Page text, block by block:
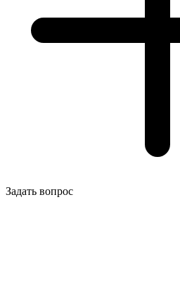
Задать вопрос